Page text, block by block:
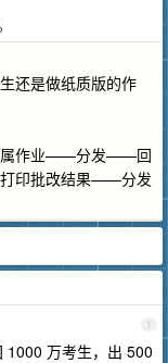
还是做纸质版的作
属作业——分发——回
印批改结果——分发
1
1000 万考生，出 500